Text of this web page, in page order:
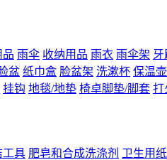
品 雨伞 收纳用品 雨衣 雨伞架 牙
盆 纸巾盒 脸盆架 洗漱杯 保温
挂钩 地毯/地垫 椅卓脚垫/脚套 打
工具 肥皂和合成洗涤剂 卫生用